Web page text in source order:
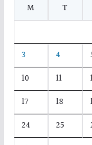
M
T
3
4
10
11
17
18
24
25